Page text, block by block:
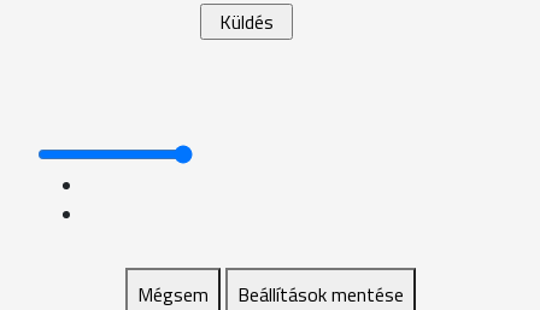
Mégsem Beállítások mentése